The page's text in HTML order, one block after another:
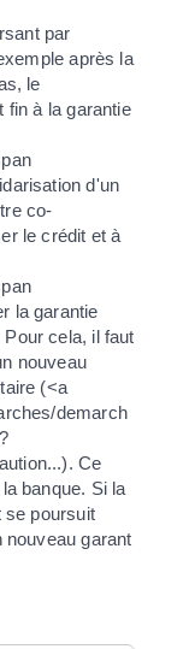
par
après la
le
fin à la garantie
d'un
co-
le crédit et à
la garantie
cela, il faut
nouveau
(<a
demarch
Ce
banque. Si la
se poursuit
garant